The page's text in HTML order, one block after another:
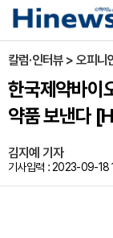
칼럼·인터뷰 > 오피니
한국제약바이
약품 보낸다
김지예 기자
기사입력 : 2023-09-18